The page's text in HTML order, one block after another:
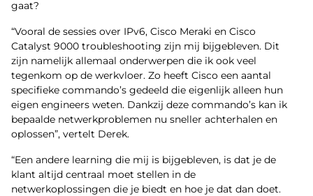
gaat?
“Vooral de sessies over IPv6, Cisco Meraki en Cisco
Catalyst 9000 troubleshooting zijn mij bijgebleven. Dit
zijn namelijk allemaal onderwerpen die ik ook veel
tegenkom op de werkvloer. Zo heeft Cisco een aantal
specifieke commando’s gedeeld die eigenlijk alleen hun
eigen engineers weten. Dankzij deze commando’s kan ik
bepaalde netwerkproblemen nu sneller achterhalen en
oplossen”, vertelt Derek.
“Een andere learning die mij is bijgebleven, is dat je de
klant altijd centraal moet stellen in de
netwerkoplossingen die je biedt en hoe je dat dan doet.